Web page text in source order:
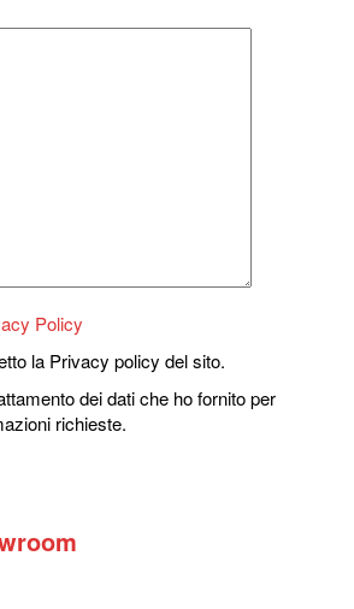
Policy
la Privacy policy del sito.
dei dati che ho fornito per
richieste.